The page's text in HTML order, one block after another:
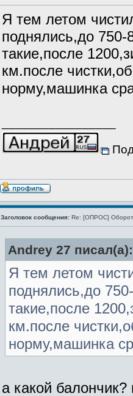
Я тем летом
поднялись,до 750-
такие,после
км.после
норму,машинка
Заголовок сообщения: Re: [ОПРОС]
Andrey 27 писал(а):
Я тем летом
поднялись,до
такие,после
км.после
норму,машинка
а какой балончик?